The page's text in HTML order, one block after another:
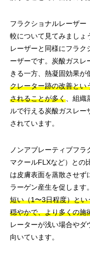
フラクショナルレーザー
較について見てみましょ
レーザーと同様にフラク
ーザーです。炭酸ガスレ
きる一方、熱凝固効果が
クレーター跡の改善とい
されることが多く 、組
ルで行える炭酸ガスレー
されています。
ノンアブレーティブフ
マクールFLXなど）との
は皮膚表面を蒸散させず
ラーゲン産生を促します。
短い（1〜3日程度）と
穏やかで、より多くの施
レーターが浅い場合やダ
向いています。